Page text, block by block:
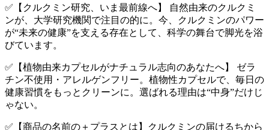
✅【クルクミン研究、いま最前線へ】 自然由来のクルクミ
ンが、大学研究機関で注目の的に。今、クルクミンのパワー
が“未来の健康”を支える存在として、科学の舞台で脚光を浴
びています。
✅【植物由来カプセルがナチュラル志向のあなたへ】 ゼラ
チン不使用・アレルゲンフリー。植物性カプセルで、毎日の
健康習慣をもっとクリーンに。選ばれる理由は“中身”だけじ
ゃない。
✅【商品の名前の＋プラスとは】クルクミンの届けるちから